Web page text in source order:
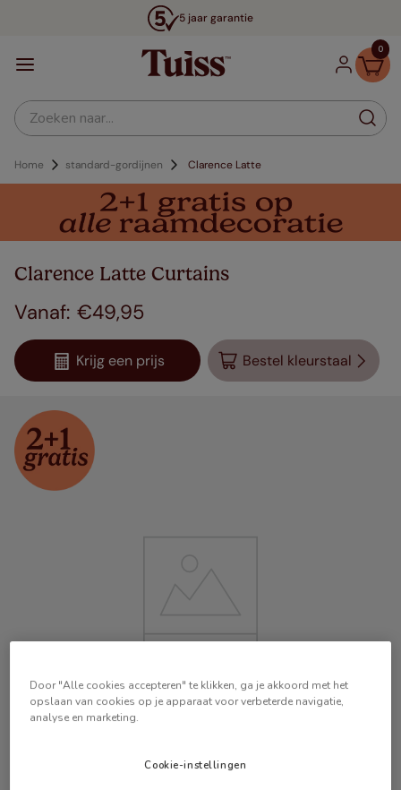
5 jaar garantie
0
Zoeken naar...
Home standard-gordijnen Clarence Latte
Clarence Latte Curtains
€49,95
Krijg een prijs Bestel kleurstaal
Door "Alle cookies accepteren" te klikken, ga je akkoord met het
opslaan van cookies op je apparaat voor verbeterde navigatie,
analyse en marketing.
Cookie-instellingen